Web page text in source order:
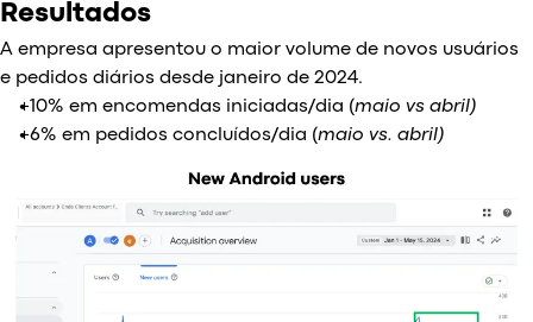
Resultados
A empresa apresentou o maior volume de novos usuários
e pedidos diários desde janeiro de 2024.
+10% em encomendas iniciadas/dia (maio vs abril)
+6% em pedidos concluídos/dia (maio vs. abril)